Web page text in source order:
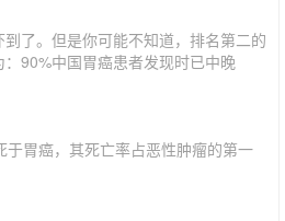
了。但是你可能不知道，排名第二的
90%中国胃癌患者发现时已中晚
胃癌，其死亡率占恶性肿瘤的第一